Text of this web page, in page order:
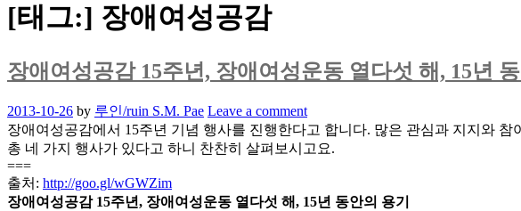
[태그:] 장애여성공감
장애여성공감 15주년, 장애여성운동 열다섯 해, 15년 동
Posted
on
2013-10-26 by 루인/ruin S.M. Pae Leave a comment
장애여성공감에서 15주년 기념 행사를 진행한다고 합니다. 많은 관심과 지지와 참
총 네 가지 행사가 있다고 하니 찬찬히 살펴보시고요.
===
출처: http://goo.gl/wGWZim
장애여성공감 15주년, 장애여성운동 열다섯 해, 15년 동안의 용기